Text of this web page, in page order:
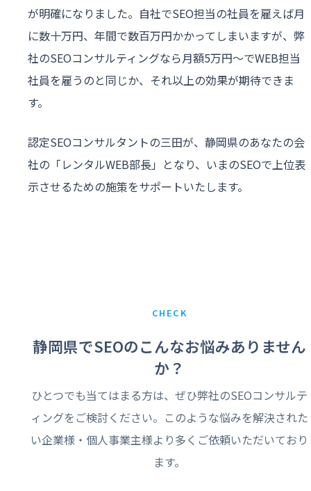
が明確になりました。自社でSEO担当の社員を雇えば月
に数十万円、年間で数百万円かかってしまいますが、弊
社のSEOコンサルティングなら月額5万円〜でWEB担当
社員を雇うのと同じか、それ以上の効果が期待できま
す。
認定SEOコンサルタントの三田が、静岡県のあなたの会
社の「レンタルWEB部長」となり、いまのSEOで上位表
示させるための施策をサポートいたします。
CHECK
静岡県でSEOのこんなお悩みありません
か？
ひとつでも当てはまる方は、ぜひ弊社のSEOコンサルテ
ィングをご検討ください。このような悩みを解決された
い企業様・個人事業主様より多くご依頼いただいており
ます。